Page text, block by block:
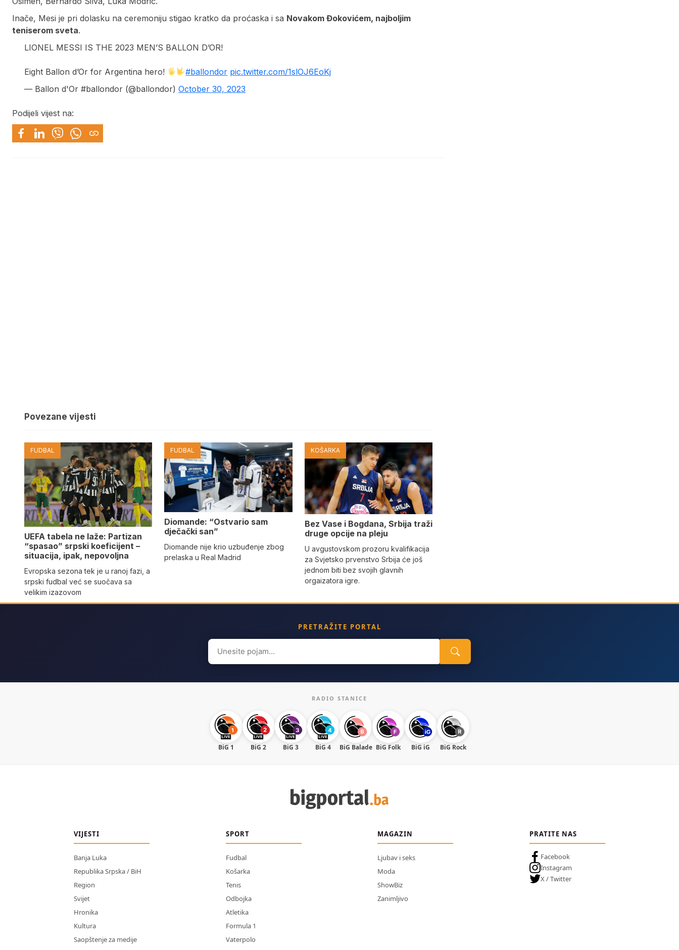
Inače, Mesi je pri dolasku na ceremoniju stigao kratko da proćaska i sa Novakom Đokovićem, najboljim
teniserom sveta.
LIONEL MESSI IS THE 2023 MEN’S BALLON D’OR!
Eight Ballon d’Or for Argentina hero! #ballondor pic.twitter.com/1slOJ6EoKj
— Ballon d'Or #ballondor (@ballondor) October 30, 2023
Podijeli vijest na:
Povezane vijesti
FUDBAL
UEFA tabela ne laže: Partizan
“spasao” srpski koeficijent –
situacija, ipak, nepovoljna
Evropska sezona tek je u ranoj fazi, a
srpski fudbal već se suočava sa
velikim izazovom
FUDBAL
Diomande: “Ostvario sam
dječački san”
Diomande nije krio uzbuđenje zbog
prelaska u Real Madrid
KOŠARKA
Bez Vase i Bogdana, Srbija traži
druge opcije na pleju
U avgustovskom prozoru kvalifikacija
za Svjetsko prvenstvo Srbija će još
jednom biti bez svojih glavnih
orgaizatora igre.
PRETRAŽITE PORTAL
Search
for:
RADIO STANICE
BiG 1 BiG 2 BiG 3 BiG 4 BiG Balade BiG Folk BiG iG BiG Rock
VIJESTI
Banja Luka
Republika Srpska / BiH
Region
Svijet
Hronika
Kultura
Saopštenje za medije
SPORT
Fudbal
Košarka
Tenis
Odbojka
Atletika
Formula 1
Vaterpolo
MAGAZIN
Ljubav i seks
Moda
ShowBiz
Zanimljivo
PRATITE NAS
Facebook
Instagram
X / Twitter